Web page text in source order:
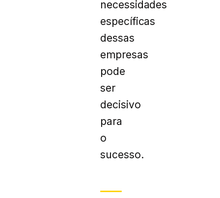
necessidades
específicas
dessas
empresas
pode
ser
decisivo
para
o
sucesso.